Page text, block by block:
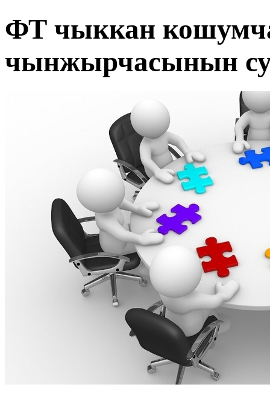
ФТ чыккан
чынжырчасынын